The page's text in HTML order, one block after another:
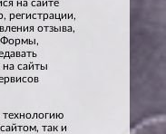
на сайте
регистрации,
отзыва,
Формы,
на сайты
технологию
так и